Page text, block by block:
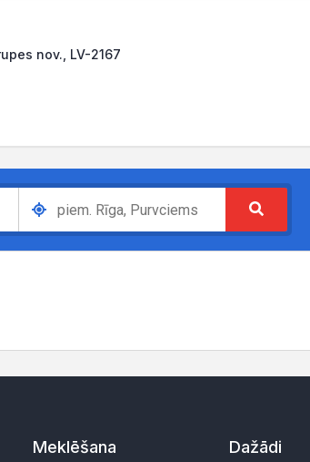
nov., LV-2167
Meklēšana Dažādi